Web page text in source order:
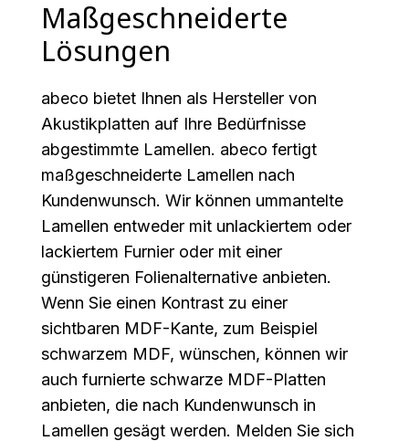
Maßgeschneiderte
Lösungen
abeco bietet Ihnen als Hersteller von
Akustikplatten auf Ihre Bedürfnisse
abgestimmte Lamellen. abeco fertigt
maßgeschneiderte Lamellen nach
Kundenwunsch. Wir können ummantelte
Lamellen entweder mit unlackiertem oder
lackiertem Furnier oder mit einer
günstigeren Folienalternative anbieten.
Wenn Sie einen Kontrast zu einer
sichtbaren MDF-Kante, zum Beispiel
schwarzem MDF, wünschen, können wir
auch furnierte schwarze MDF-Platten
anbieten, die nach Kundenwunsch in
Lamellen gesägt werden. Melden Sie sich